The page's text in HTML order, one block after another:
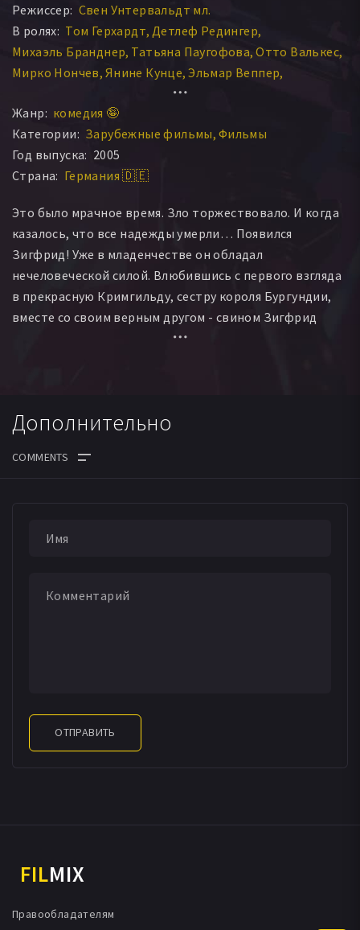
Режиссер: Свен Унтервальдт мл.
В ролях: Том Герхардт Детлеф Редингер
Михаэль Бранднер Татьяна Паугофова Отто Валькес
Мирко Нончев Янине Кунце Эльмар Веппер
Доркас Кифер
Фолькер Бюдтс
Ян Соснек
Диана Фрэнк Мирья Бёс Максимилиан Белль
Атце Шрёдер
Саймон Солберг
Йоахим Регелин Rast O. Petrisko
Oliver Frandel Pavol Brensky Любомир Кратохвил
Jozef Cmilansky Libor Olsan Стано Флак
Жанр: комедия 🤪
Категории: Зарубежные фильмы Фильмы
Год выпуска: 2005
Страна: Германия 🇩🇪
Это было мрачное время. Зло торжествовало. И когда
казалось, что все надежды умерли… Появился
Зигфрид! Уже в младенчестве он обладал
нечеловеческой силой. Влюбившись с первого взгляда
в прекрасную Кримгильду, сестру короля Бургундии,
вместе со своим верным другом - свином Зигфрид
отправляется искать любимую.
остановить. Но силы зла еще никогда не были так
храбрейший из храбрых. Если Бог не выдаст и свина не
Дополнительно
ОТПРАВИТЬ
FILMIX
Правообладателям